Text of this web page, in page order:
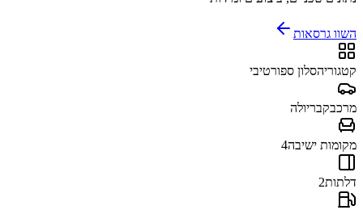
השוו גרסאות
קטגוריהסלון ספורטיבי
מרכבקבריולה
מקומות ישיבה4
דלתות2